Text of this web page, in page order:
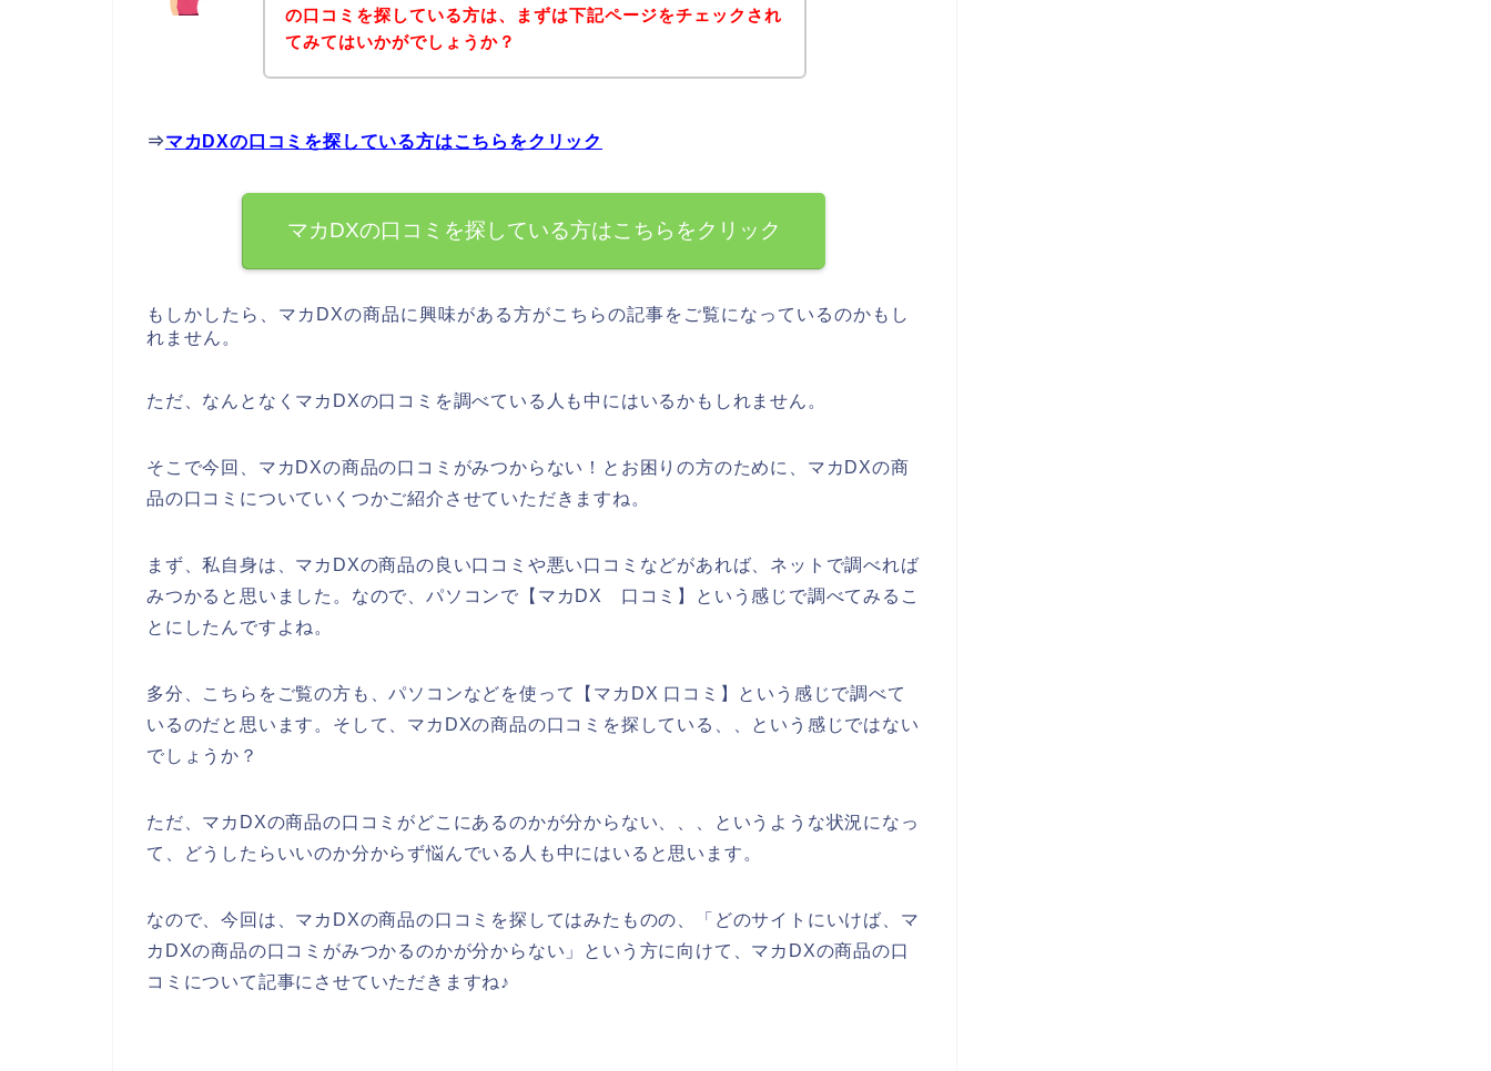
の口コミを探している方は、まずは下記ページをチェックされ
てみてはいかがでしょうか？
⇒マカDXの口コミを探している方はこちらをクリック
マカDXの口コミを探している方はこちらをクリック
もしかしたら、マカDXの商品に興味がある方がこちらの記事をご覧になっているのかもし
れません。
ただ、なんとなくマカDXの口コミを調べている人も中にはいるかもしれません。
そこで今回、マカDXの商品の口コミがみつからない！とお困りの方のために、マカDXの商
品の口コミについていくつかご紹介させていただきますね。
まず、私自身は、マカDXの商品の良い口コミや悪い口コミなどがあれば、ネットで調べれば
みつかると思いました。なので、パソコンで【マカDX 口コミ】という感じで調べてみるこ
とにしたんですよね。
多分、こちらをご覧の方も、パソコンなどを使って【マカDX 口コミ】という感じで調べて
いるのだと思います。そして、マカDXの商品の口コミを探している、、という感じではない
でしょうか？
ただ、マカDXの商品の口コミがどこにあるのかが分からない、、、というような状況になっ
て、どうしたらいいのか分からず悩んでいる人も中にはいると思います。
なので、今回は、マカDXの商品の口コミを探してはみたものの、「どのサイトにいけば、マ
カDXの商品の口コミがみつかるのかが分からない」という方に向けて、マカDXの商品の口
コミについて記事にさせていただきますね♪